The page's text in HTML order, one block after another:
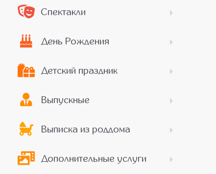
Спектакли
День Рождения
Детский праздник
Выпускные
Выписка из роддома
Дополнительные услуги